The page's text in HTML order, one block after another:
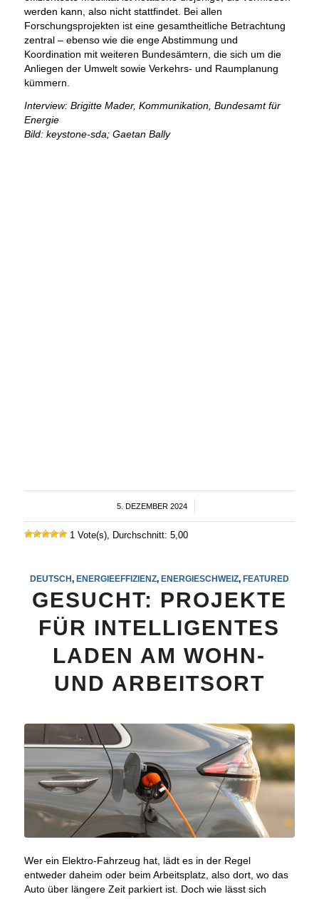
werden kann, also nicht stattfindet. Bei allen
Forschungsprojekten ist eine gesamtheitliche Betrachtung
zentral – ebenso wie die enge Abstimmung und
Koordination mit weiteren Bundesämtern, die sich um die
Anliegen der Umwelt sowie Verkehrs- und Raumplanung
kümmern.
Interview: Brigitte Mader, Kommunikation, Bundesamt für
Energie
Bild: keystone-sda; Gaetan Bally
5. DEZEMBER 2024
/
1 Vote(s), Durchschnitt: 5,00
DEUTSCH, ENERGIEEFFIZIENZ, ENERGIESCHWEIZ, FEATURED
GESUCHT: PROJEKTE
FÜR INTELLIGENTES
LADEN AM WOHN-
UND ARBEITSORT
Wer ein Elektro-Fahrzeug hat, lädt es in der Regel
entweder daheim oder beim Arbeitsplatz, also dort, wo das
Auto über längere Zeit parkiert ist. Doch wie lässt sich